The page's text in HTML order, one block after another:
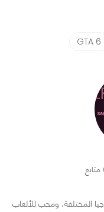
GTA 6
المختلفة، ومحب للألعاب